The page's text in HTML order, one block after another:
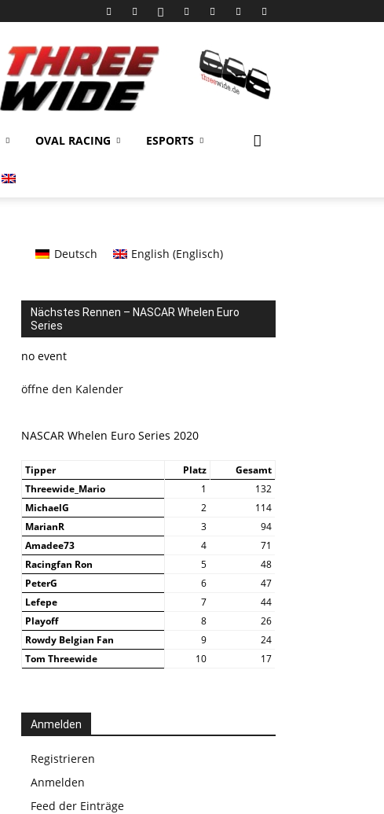
OVAL RACING ESPORTS
Deutsch English (Englisch)
Nächstes Rennen – NASCAR Whelen Euro
Series
no event
öffne den Kalender
NASCAR Whelen Euro Series 2020
Tipper Platz
Gesamt
Threewide_Mario
1
132
MichaelG
2
114
MarianR
3
94
Amadee73
4
71
Racingfan Ron
5
48
PeterG
6
47
Lefepe
7
44
Playoff
8
26
Rowdy Belgian Fan
9
24
Tom Threewide
10 17
Anmelden
Registrieren
Anmelden
Feed der Einträge